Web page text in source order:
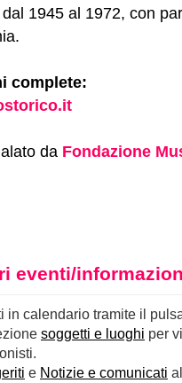
1945 al 1972, con
complete:
da Fondazione
eventi/
in calendario tramite il
soggetti e luoghi per
e Notizie e comunicati